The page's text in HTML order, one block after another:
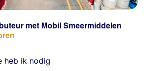
met Mobil Smeermiddelen
heb ik nodig